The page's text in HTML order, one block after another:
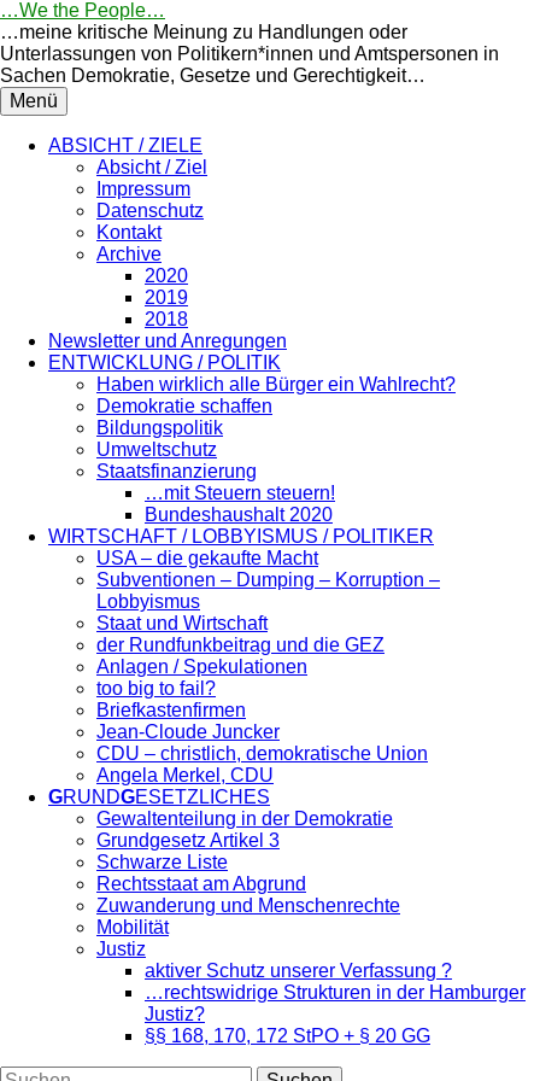
Springe
zum
Inhalt
…We the People…
…meine kritische Meinung zu Handlungen oder
Unterlassungen von Politikern*innen und Amtspersonen in
Sachen Demokratie, Gesetze und Gerechtigkeit…
Menü
ABSICHT / ZIELE
Absicht / Ziel
Impressum
Datenschutz
Kontakt
Archive
2020
2019
2018
Newsletter und Anregungen
ENTWICKLUNG / POLITIK
Haben wirklich alle Bürger ein Wahlrecht?
Demokratie schaffen
Bildungspolitik
Umweltschutz
Staatsfinanzierung
…mit Steuern steuern!
Bundeshaushalt 2020
WIRTSCHAFT / LOBBYISMUS / POLITIKER
USA – die gekaufte Macht
Subventionen – Dumping – Korruption –
Lobbyismus
Staat und Wirtschaft
der Rundfunkbeitrag und die GEZ
Anlagen / Spekulationen
too big to fail?
Briefkastenfirmen
Jean-Cloude Juncker
CDU – christlich, demokratische Union
Angela Merkel, CDU
GRUNDGESETZLICHES
Gewaltenteilung in der Demokratie
Grundgesetz Artikel 3
Schwarze Liste
Rechtsstaat am Abgrund
Zuwanderung und Menschenrechte
Mobilität
Justiz
aktiver Schutz unserer Verfassung ?
…rechtswidrige Strukturen in der Hamburger
Justiz?
§§ 168, 170, 172 StPO + § 20 GG
Suchen